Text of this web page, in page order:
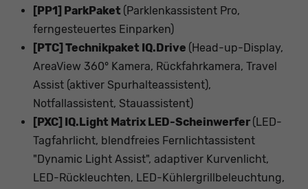
[PP1] ParkPaket (Parklenkassistent Pro,
ferngesteuertes Einparken)
[PTC] Technikpaket IQ.Drive (Head-up-Display,
AreaView 360° Kamera, Rückfahrkamera, Travel
Assist (aktiver Spurhalteassistent),
Notfallassistent, Stauassistent)
[PXC] IQ.Light Matrix LED-Scheinwerfer (LED-
Tagfahrlicht, blendfreies Fernlichtassistent
"Dynamic Light Assist", adaptiver Kurvenlicht,
LED-Rückleuchten, LED-Kühlergrillbeleuchtung,